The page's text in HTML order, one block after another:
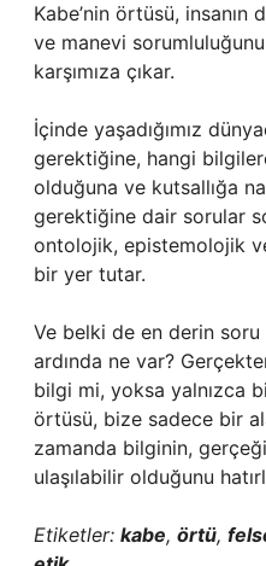
Kabe’nin örtüsü, insanın
ve manevi
karşımıza çıkar.
İçinde yaşadığımız
gerektiğine, hangi
olduğuna ve kutsallığa
gerektiğine dair sorular
ontolojik, epistemolojik
bir yer tutar.
Ve belki de en derin
ardında ne var?
bilgi mi, yoksa yalnızca
örtüsü, bize sadece bir
zamanda bilginin,
ulaşılabilir olduğunu
Etiketler: kabe, örtü,